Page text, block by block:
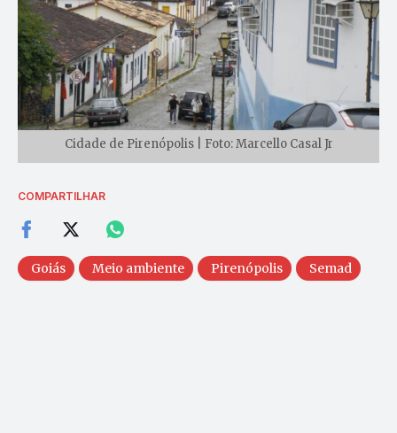
Cidade de Pirenópolis | Foto: Marcello Casal Jr
COMPARTILHAR
Goiás Meio ambiente Pirenópolis Semad